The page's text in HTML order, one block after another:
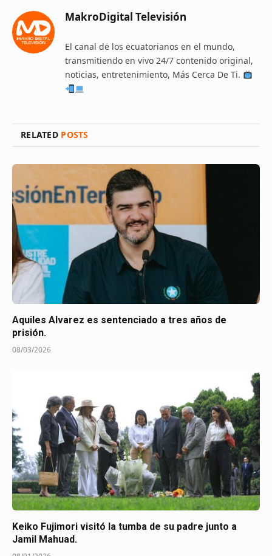
MakroDigital Televisión
El canal de los ecuatorianos en el mundo,
transmitiendo en vivo 24/7 contenido original,
noticias, entretenimiento, Más Cerca De Ti.
RELATED POSTS
Aquiles Alvarez es sentenciado a tres años de
prisión.
08/03/2026
Keiko Fujimori visitó la tumba de su padre junto a
Jamil Mahuad.